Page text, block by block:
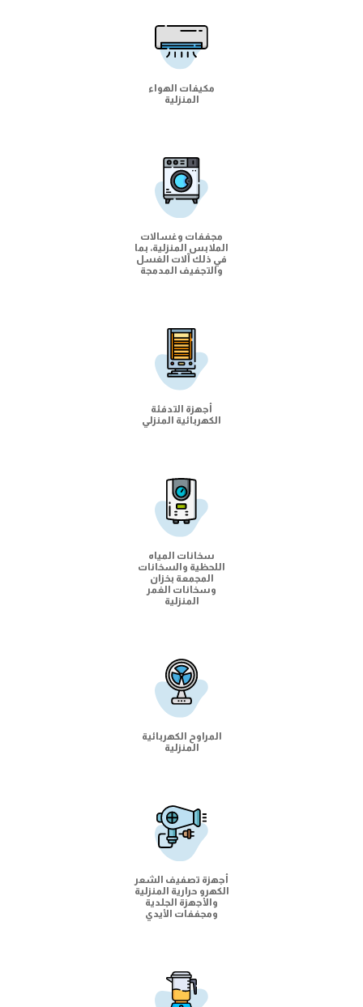
مكيفات الهواء
المنزلية
مجففات وغسالات
الملابس المنزلية، بما
في ذلك آلات الغسل
والتجفيف المدمجة
أجهزة التدفئة
الكهربائية المنزلي
سخانات المياه
اللحظية والسخانات
المجمعة بخزان
وسخانات الغمر
المنزلية
المراوح الكهربائية
المنزلية
أجهزة تصفيف الشعر
الكهرو حرارية المنزلية
والأجهزة الجلدية
ومجففات الأيدي